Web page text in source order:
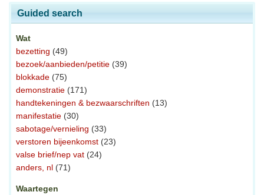
Guided search
Wat
bezetting (49)
bezoek/aanbieden/petitie (39)
blokkade (75)
demonstratie (171)
handtekeningen & bezwaarschriften (13)
manifestatie (30)
sabotage/vernieling (33)
verstoren bijeenkomst (23)
valse brief/nep vat (24)
anders, nl (71)
Waartegen